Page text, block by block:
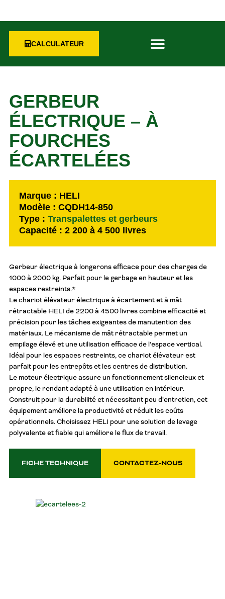
CALCULATEUR
GERBEUR
ÉLECTRIQUE – À
FOURCHES
ÉCARTELÉES
Marque : HELI
Modèle : CQDH14-850
Type : Transpalettes et gerbeurs
Capacité : 2 200 à 4 500 livres
Gerbeur électrique à longerons efficace pour des charges de
1000 à 2000 kg. Parfait pour le gerbage en hauteur et les
espaces restreints.*
Le chariot élévateur électrique à écartement et à mât
rétractable HELI de 2200 à 4500 livres combine efficacité et
précision pour les tâches exigeantes de manutention des
matériaux. Le mécanisme de mât rétractable permet un
empilage élevé et une utilisation efficace de l’espace vertical.
Idéal pour les espaces restreints, ce chariot élévateur est
parfait pour les entrepôts et les centres de distribution.
Le moteur électrique assure un fonctionnement silencieux et
propre, le rendant adapté à une utilisation en intérieur.
Construit pour la durabilité et nécessitant peu d’entretien, cet
équipement améliore la productivité et réduit les coûts
opérationnels. Choisissez HELI pour une solution de levage
polyvalente et fiable qui améliore le flux de travail.
FICHE TECHNIQUE CONTACTEZ-NOUS